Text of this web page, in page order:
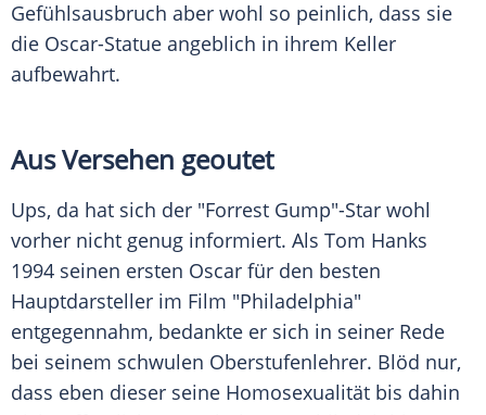
Gefühlsausbruch aber wohl so peinlich, dass sie
die Oscar-Statue angeblich in ihrem Keller
aufbewahrt.
Aus Versehen geoutet
Ups, da hat sich der "Forrest Gump"-Star wohl
vorher nicht genug informiert. Als Tom Hanks
1994 seinen ersten Oscar für den besten
Hauptdarsteller im Film "Philadelphia"
entgegennahm, bedankte er sich in seiner Rede
bei seinem schwulen Oberstufenlehrer. Blöd nur,
dass eben dieser seine Homosexualität bis dahin